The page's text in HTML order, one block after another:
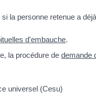
la personne retenue a
d'embauche.
la procédure de demande
universel (Cesu)